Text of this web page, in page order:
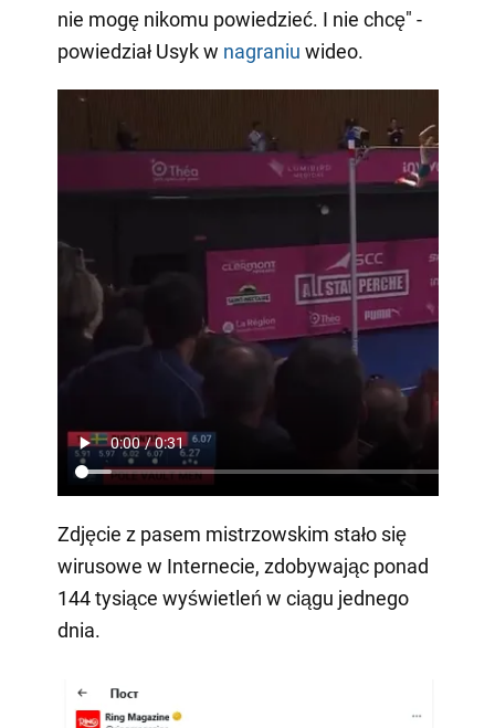
nie mogę nikomu powiedzieć. I nie chcę" -
powiedział Usyk w nagraniu wideo.
Zdjęcie z pasem mistrzowskim stało się
wirusowe w Internecie, zdobywając ponad
144 tysiące wyświetleń w ciągu jednego
dnia.